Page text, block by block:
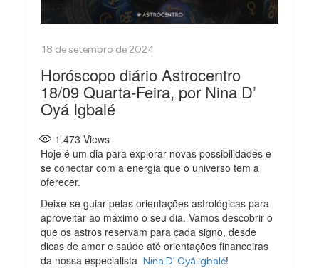
Horóscopo diário Astrocentro
18/09 Quarta-Feira, por Nina D’
Oyá Igbalé
1.473 Views
Hoje é um dia para explorar novas possibilidades e
se conectar com a energia que o universo tem a
oferecer.
Deixe-se guiar pelas orientações astrológicas para
aproveitar ao máximo o seu dia. Vamos descobrir o
que os astros reservam para cada signo, desde
dicas de amor e saúde até orientações financeiras
da nossa especialistaNina D’ Oyá Igbalé!